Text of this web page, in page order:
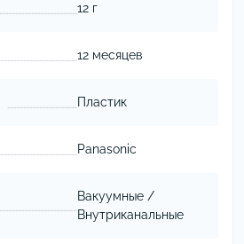
12 г
12 месяцев
Пластик
Panasonic
Вакуумные /
Внутриканальные